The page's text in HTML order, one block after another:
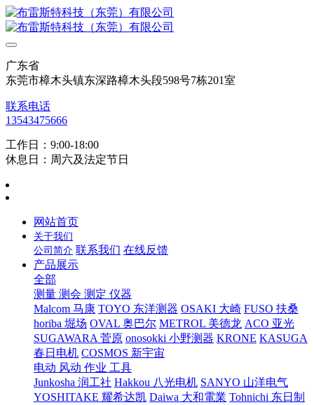
广东省
东莞市樟木头镇东深路樟木头段598号7栋201室
联系电话
13543475666
工作日：9:00-18:00
休息日：周六及法定节日
网站首页
关于我们
公司简介 联系我们 在线反馈
产品展示
全部
测量 测会 测定 仪器
Malcom 马康 TOYO 东洋测器 OSAKI 大崎 FUSO 扶桑
horiba 堀场 OVAL 奥巴尔 METROL 美德龙 ACO 亚光
SUGAWARA 菅原 onosokki 小野测器 KRONE KASUGA
春日电机 COSMOS 新宇宙
电动 风动 作业 工具
Junkosha 润工社 Hakkou 八光电机 SANYO 山洋电气
YOSHITAKE 耀希达凯 Daiwa 大和電業 Tohnichi 东日制